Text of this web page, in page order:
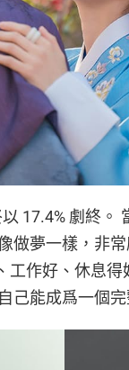
17.4% 劇終
做夢一樣，非
工作好、休息
己能成爲一個完